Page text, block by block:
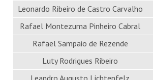
Leonardo Ribeiro de Castro Carvalho
Rafael Montezuma Pinheiro Cabral
Rafael Sampaio de Rezende
Luty Rodrigues Ribeiro
Leandro Augusto Lichtenfelz